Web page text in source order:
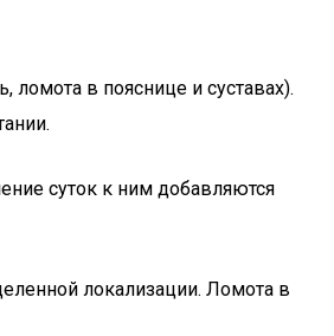
ломота в пояснице и суставах).
суток к ним добавляются
локализации. Ломота в